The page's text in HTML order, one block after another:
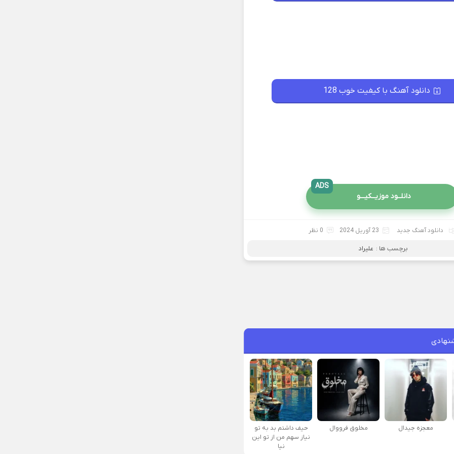
دانلود آهنگ با کیفیت خوب 128
دانلــود موزیــکیـــو
ADS
دانلود آهنگ جدید 23 آوریل 2024 0 نظر
برچسب ها : علیراد
معجزه جیدال مخلوق فرووال
حیف داشتم بد به تو
نیاز سهم من از تو این
نیا